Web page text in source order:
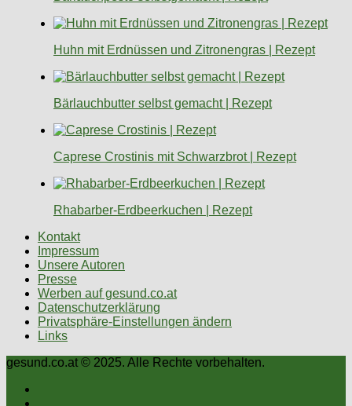
Huhn mit Erdnüssen und Zitronengras | Rezept
Bärlauchbutter selbst gemacht | Rezept
Caprese Crostinis mit Schwarzbrot | Rezept
Rhabarber-Erdbeerkuchen | Rezept
Kontakt
Impressum
Unsere Autoren
Presse
Werben auf gesund.co.at
Datenschutzerklärung
Privatsphäre-Einstellungen ändern
Links
gesund.co.at © 2025. Alle Rechte vorbehalten.